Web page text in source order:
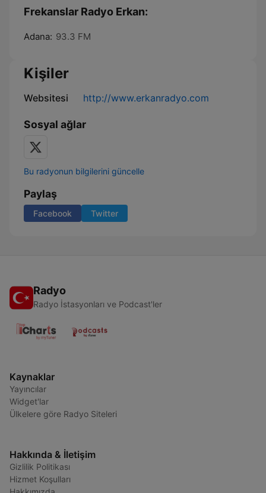
Frekanslar Radyo Erkan:
Adana: 93.3 FM
Kişiler
Websitesi http://www.erkanradyo.com
Sosyal ağlar
Bu radyonun bilgilerini güncelle
Paylaş
Facebook Twitter
Radyo
Radyo İstasyonları ve Podcast'ler
Kaynaklar
Yayıncılar
Widget'lar
Ülkelere göre Radyo Siteleri
Hakkında & İletişim
Gizlilik Politikası
Hizmet Koşulları